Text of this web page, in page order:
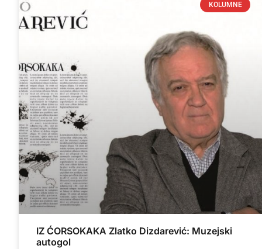
KOLUMNE
IZ ĆORSOKAKA Zlatko Dizdarević: Muzejski
autogol